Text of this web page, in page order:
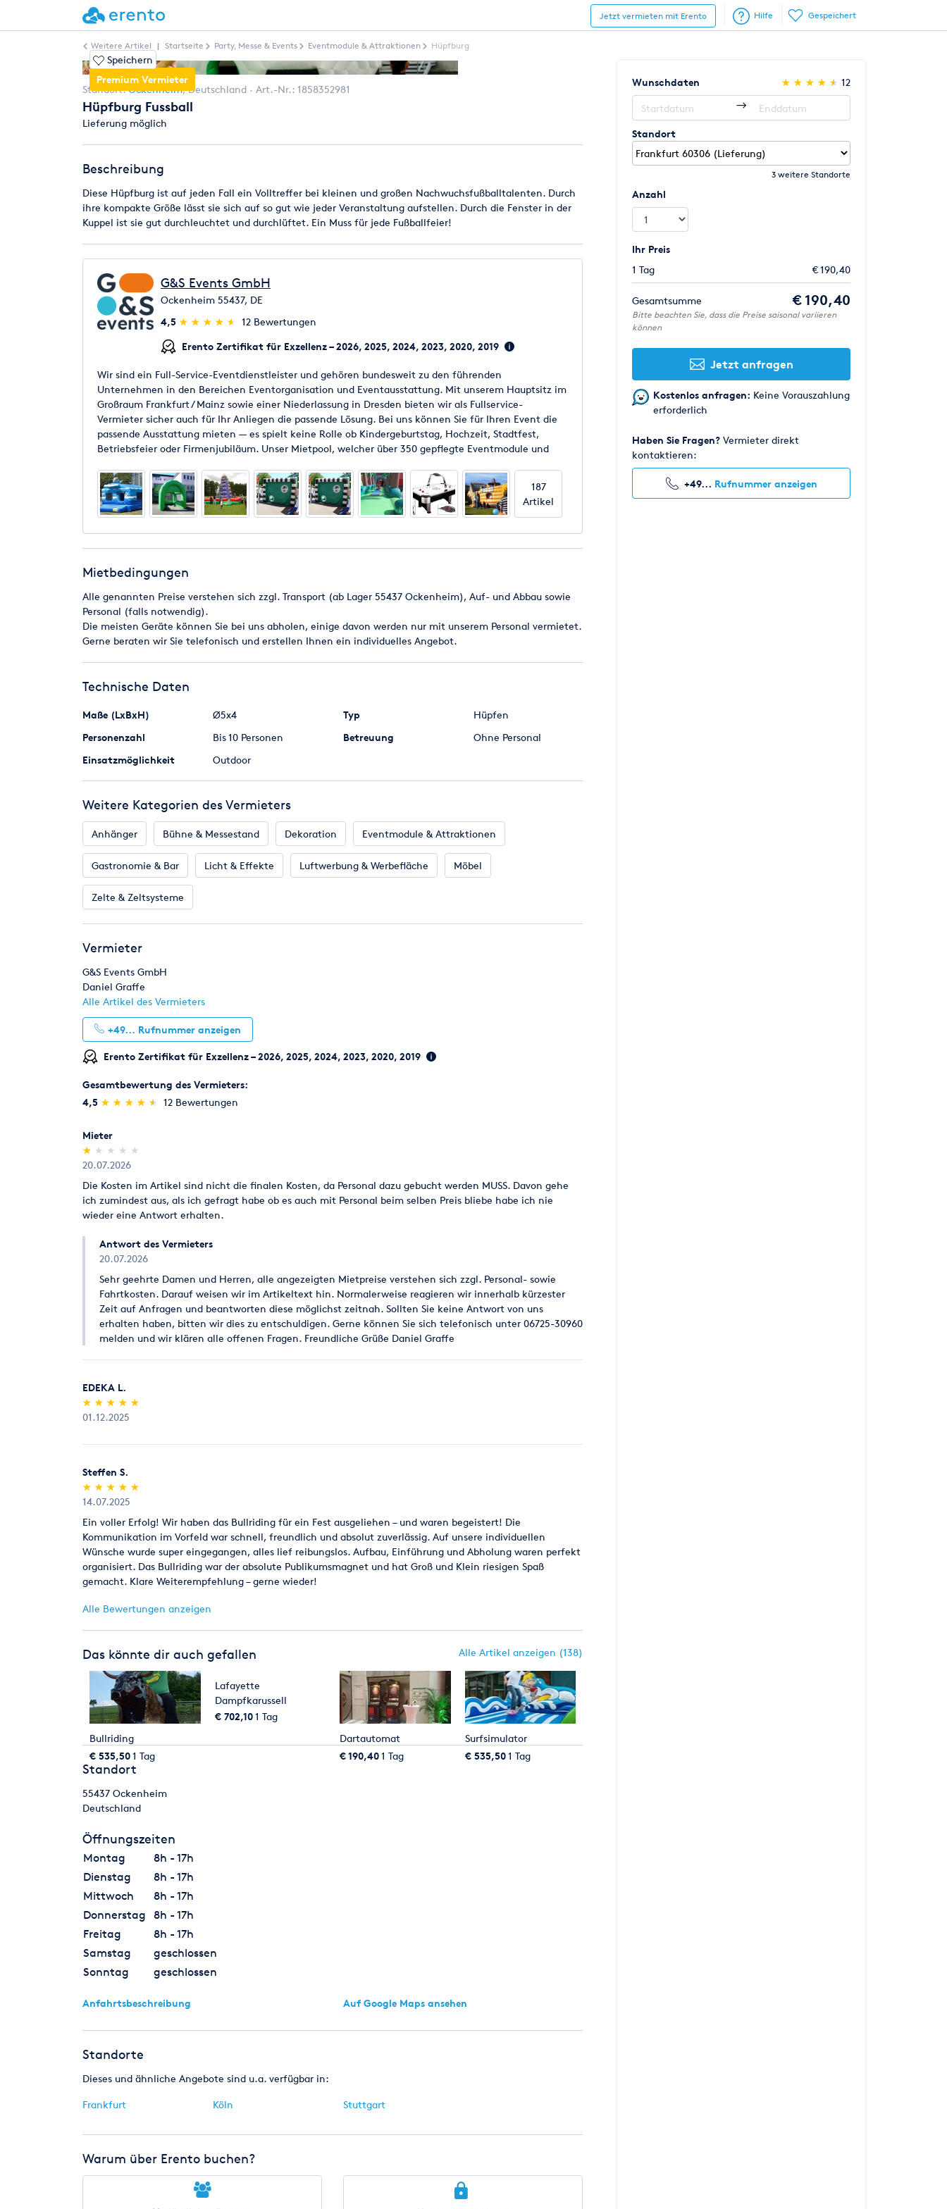
Gespeichert
Jetzt vermieten mit Erento Hilfe
Weitere Artikel | Startseite Party, Messe & Events Eventmodule & Attraktionen Hüpfburg
Speichern
Premium Vermieter
Standort:Ockenheim,Deutschland Art.-Nr.: 1858352981
Hüpfburg Fussball
Lieferung möglich
Beschreibung
Diese Hüpfburg ist auf jeden Fall ein Volltreffer bei kleinen und großen Nachwuchsfußballtalenten. Durch
ihre kompakte Größe lässt sie sich auf so gut wie jeder Veranstaltung aufstellen. Durch die Fenster in der
Kuppel ist sie gut durchleuchtet und durchlüftet. Ein Muss für jede Fußballfeier!
G&S Events GmbH
Ockenheim 55437, DE
4,5 (*)
★
★
(*) ★
★
(*) ★
★
(*) ★
★
(*) ★
★ 12 Bewertungen
Erento Zertifikat für Exzellenz – 2026, 2025, 2024, 2023, 2020, 2019
Wir sind ein Full-Service-Eventdienstleister und gehören bundesweit zu den führenden
Unternehmen in den Bereichen Eventorganisation und Eventausstattung. Mit unserem Hauptsitz im
Großraum Frankfurt / Mainz sowie einer Niederlassung in Dresden bieten wir als Fullservice-
Vermieter sicher auch für Ihr Anliegen die passende Lösung. Bei uns können Sie für Ihren Event die
passende Ausstattung mieten — es spielt keine Rolle ob Kindergeburtstag, Hochzeit, Stadtfest,
Betriebsfeier oder Firmenjubiläum. Unser Mietpool, welcher über 350 gepflegte Eventmodule und
Anlass!
187
Artikel
Mietbedingungen
Alle genannten Preise verstehen sich zzgl. Transport (ab Lager 55437 Ockenheim), Auf- und Abbau sowie
Personal (falls notwendig).
Die meisten Geräte können Sie bei uns abholen, einige davon werden nur mit unserem Personal vermietet.
Gerne beraten wir Sie telefonisch und erstellen Ihnen ein individuelles Angebot.
Technische Daten
Maße (LxBxH) Ø5x4 Typ
Hüpfen
Personenzahl
Bis 10 Personen Betreuung
Ohne Personal
Einsatzmöglichkeit
Outdoor
Weitere Kategorien des Vermieters
Anhänger Bühne & Messestand Dekoration Eventmodule & Attraktionen
Gastronomie & Bar Licht & Effekte Luftwerbung & Werbefläche Möbel
Zelte & Zeltsysteme
Vermieter
G&S Events GmbH
Daniel Graffe
Alle Artikel des Vermieters
+49... Rufnummer anzeigen
Erento Zertifikat für Exzellenz – 2026, 2025, 2024, 2023, 2020, 2019
Gesamtbewertung des Vermieters:
4,5 (*)
★
★
(*) ★
★
(*) ★
★
(*) ★
★
(*) ★
★ 12 Bewertungen
Mieter
(*)
★
★
( ) ★
★
( ) ★
★
( ) ★
★
( ) ★
★
20.07.2026
Die Kosten im Artikel sind nicht die finalen Kosten, da Personal dazu gebucht werden MUSS. Davon gehe
ich zumindest aus, als ich gefragt habe ob es auch mit Personal beim selben Preis bliebe habe ich nie
wieder eine Antwort erhalten.
Antwort des Vermieters
20.07.2026
Sehr geehrte Damen und Herren, alle angezeigten Mietpreise verstehen sich zzgl. Personal- sowie
Fahrtkosten. Darauf weisen wir im Artikeltext hin. Normalerweise reagieren wir innerhalb kürzester
Zeit auf Anfragen und beantworten diese möglichst zeitnah. Sollten Sie keine Antwort von uns
erhalten haben, bitten wir dies zu entschuldigen. Gerne können Sie sich telefonisch unter 06725-30960
melden und wir klären alle offenen Fragen. Freundliche Grüße Daniel Graffe
EDEKA L.
(*)
★
★
(*) ★
★
(*) ★
★
(*) ★
★
(*) ★
★
01.12.2025
Steffen S.
(*)
★
★
(*) ★
★
(*) ★
★
(*) ★
★
(*) ★
★
14.07.2025
Ein voller Erfolg! Wir haben das Bullriding für ein Fest ausgeliehen – und waren begeistert! Die
Kommunikation im Vorfeld war schnell, freundlich und absolut zuverlässig. Auf unsere individuellen
Wünsche wurde super eingegangen, alles lief reibungslos. Aufbau, Einführung und Abholung waren perfekt
organisiert. Das Bullriding war der absolute Publikumsmagnet und hat Groß und Klein riesigen Spaß
gemacht. Klare Weiterempfehlung – gerne wieder!
Alle Bewertungen anzeigen
Das könnte dir auch gefallen Alle Artikel anzeigen (138)
Bullriding
€ 535,501 Tag
Lafayette
Dampfkarussell
€ 702,101 Tag
Dartautomat
€ 190,401 Tag
Surfsimulator
€ 535,501 Tag
Standort
55437 Ockenheim
Deutschland
Öffnungszeiten
Montag
8h - 17h
Dienstag
8h - 17h
Mittwoch
8h - 17h
Donnerstag
8h - 17h
Freitag
8h - 17h
Samstag
geschlossen
Sonntag
geschlossen
Anfahrtsbeschreibung Auf Google Maps ansehen
Standorte
Dieses und ähnliche Angebote sind u.a. verfügbar in:
Frankfurt Köln Stuttgart
Warum über Erento buchen?
Wunschdaten (*)
★
★
(*) ★
★
(*) ★
★
(*) ★
★
(*) ★
★ 12
Standort
3 weitere Standorte
Anzahl
Ihr Preis
1 Tag
€ 190,40
Gesamtsumme € 190,40
Bitte beachten Sie, dass die Preise saisonal variieren
können
Jetzt anfragen
Kostenlos anfragen: Keine Vorauszahlung
erforderlich
Haben Sie Fragen? Vermieter direkt
kontaktieren:
+49... Rufnummer anzeigen